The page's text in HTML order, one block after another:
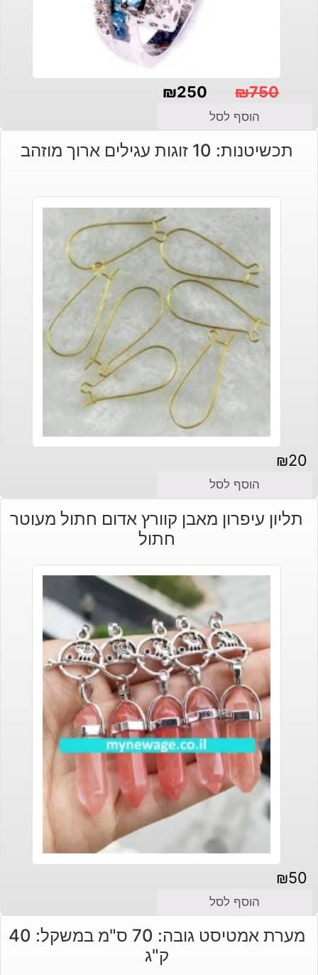
₪750
המקורי
היה:
₪250
הנוכחי
הוא:
הוסף לסל
תכשיטנות: 10 זוגות עגילים ארוך מוזהב
₪20
הוסף לסל
תליון עיפרון מאבן קוורץ אדום חתול מעוטר
חתול
₪50
הוסף לסל
מערת אמטיסט גובה: 70 ס"מ במשקל: 40
ק"ג